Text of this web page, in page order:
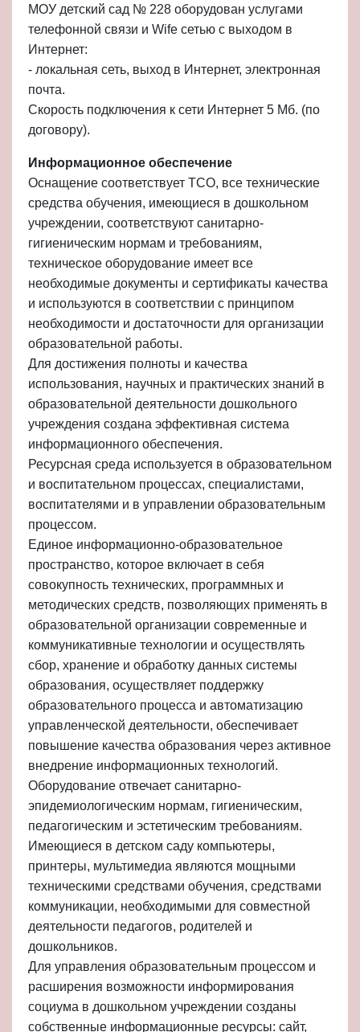
МОУ детский сад № 228 оборудован услугами
телефонной связи и Wife сетью с выходом в
Интернет:
- локальная сеть, выход в Интернет, электронная
почта.
Скорость подключения к сети Интернет 5 Мб. (по
договору).
Информационное обеспечение
Оснащение соответствует ТСО, все технические
средства обучения, имеющиеся в дошкольном
учреждении, соответствуют санитарно-
гигиеническим нормам и требованиям,
техническое оборудование имеет все
необходимые документы и сертификаты качества
и используются в соответствии с принципом
необходимости и достаточности для организации
образовательной работы.
Для достижения полноты и качества
использования, научных и практических знаний в
образовательной деятельности дошкольного
учреждения создана эффективная система
информационного обеспечения.
Ресурсная среда используется в образовательном
и воспитательном процессах, специалистами,
воспитателями и в управлении образовательным
процессом.
Единое информационно-образовательное
пространство, которое включает в себя
совокупность технических, программных и
методических средств, позволяющих применять в
образовательной организации современные и
коммуникативные технологии и осуществлять
сбор, хранение и обработку данных системы
образования, осуществляет поддержку
образовательного процесса и автоматизацию
управленческой деятельности, обеспечивает
повышение качества образования через активное
внедрение информационных технологий.
Оборудование отвечает санитарно-
эпидемиологическим нормам, гигиеническим,
педагогическим и эстетическим требованиям.
Имеющиеся в детском саду компьютеры,
принтеры, мультимедиа являются мощными
техническими средствами обучения, средствами
коммуникации, необходимыми для совместной
деятельности педагогов, родителей и
дошкольников.
Для управления образовательным процессом и
расширения возможности информирования
социума в дошкольном учреждении созданы
собственные информационные ресурсы: сайт,